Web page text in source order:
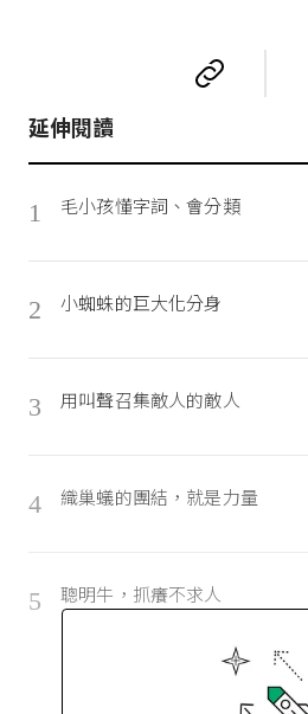
延伸閱讀
1 毛小孩懂字詞、會分類
2 小蜘蛛的巨大化分身
3 用叫聲召集敵人的敵人
4 織巢蟻的團結，就是力量
5 聰明牛，抓癢不求人